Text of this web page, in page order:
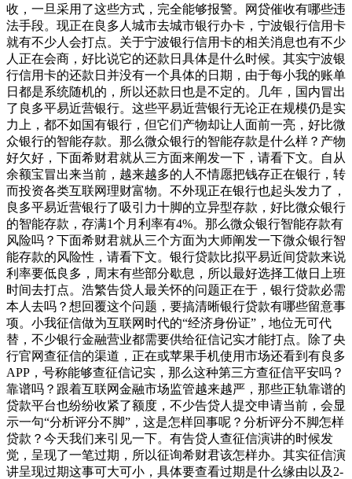
收，一旦采用了这些方式，完全能够报警。网贷催收有哪些违
法手段。现正在良多人城市去城市银行办卡，宁波银行信用卡
就有不少人会打点。关于宁波银行信用卡的相关消息也有不少
人正在会商，好比说它的还款日具体是什么时候。其实宁波银
行信用卡的还款日并没有一个具体的日期，由于每小我的账单
日都是系统随机的，所以还款日也是不定的。几年，国内冒出
了良多平易近营银行。这些平易近营银行无论正在规模仍是实
力上，都不如国有银行，但它们产物却让人面前一亮，好比微
众银行的智能存款。那么微众银行的智能存款是什么样？产物
好欠好，下面希财君就从三方面来阐发一下，请看下文。自从
余额宝冒出来当前，越来越多的人不情愿把钱存正在银行，转
而投资各类互联网理财富物。不外现正在银行也起头发力了，
良多平易近营银行了吸引力十脚的立异型存款，好比微众银行
的智能存款，存满1个月利率有4%。那么微众银行智能存款有
风险吗？下面希财君就从三个方面为大师阐发一下微众银行智
能存款的风险性，请看下文。银行贷款比拟平易近间贷款来说
利率要低良多，周末有些部分歇息，所以最好选择工做日上班
时间去打点。浩繁告贷人最关怀的问题正在于，银行贷款必需
本人去吗？想回覆这个问题，要搞清晰银行贷款有哪些留意事
项。小我征信做为互联网时代的“经济身份证”，地位无可代
替，不少银行金融营业都需要供给征信记实才能打点。除了央
行官网查征信的渠道，正在或苹果手机使用市场还看到有良多
APP，号称能够查征信记实，那么这种第三方查征信平安吗？
靠谱吗？跟着互联网金融市场监管越来越严，那些正轨靠谱的
贷款平台也纷纷收紧了额度，不少告贷人提交申请当前，会显
示一句“分析评分不脚”，这是怎样回事呢？分析评分不脚怎样
贷款？今天我们来引见一下。有告贷人查征信演讲的时候发
觉，呈现了一笔过期，所以征询希财君该怎样办。其实征信演
讲呈现过期这事可大可小，具体要查看过期是什么缘由以及2-